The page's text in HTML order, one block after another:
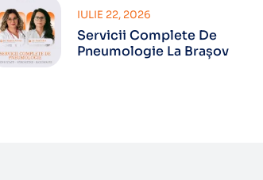
Servicii Complete De
Pneumologie La Brașov
IULIE 22, 2026